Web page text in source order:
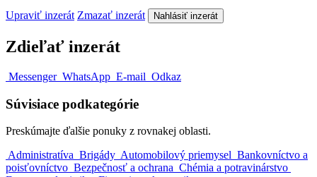
Upraviť inzerát Zmazať inzerát Nahlásiť inzerát
Zdieľať inzerát
Messenger WhatsApp E-mail Odkaz
Súvisiace podkategórie
Preskúmajte ďalšie ponuky z rovnakej oblasti.
Administratíva Brigády Automobilový priemysel Bankovníctvo a
poisťovníctvo Bezpečnosť a ochrana Chémia a potravinárstvo